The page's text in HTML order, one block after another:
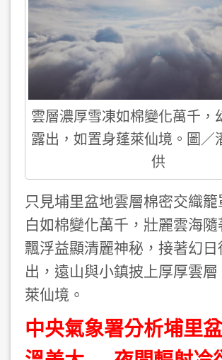
雲層濃厚雪凍如棉變化萬千，
露出，如置身蓬萊仙境。圖／
供
只見埔里盆地雲層棉密交織
白如棉變化萬千，壯麗雲海
飄浮益顯清麗神秘，接著幻日
出，遠山與小鎮披上厚厚雲
萊仙境。
中央氣象署分析埔里